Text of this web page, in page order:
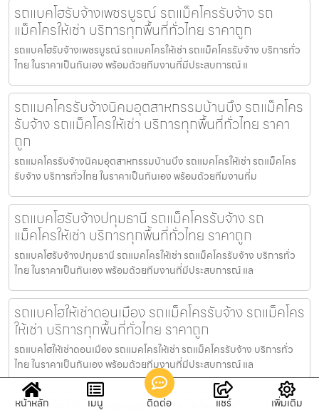
รถแบคโฮรับจ้างเพชรบูรณ์ รถแม็คโครรับจ้าง รถ
แม็คโครให้เช่า บริการทุกพื้นที่ทั่วไทย ราคาถูก
รถแบคโฮรับจ้างเพชรบูรณ์ รถแมคโครให้เช่า รถแม็คโครรับจ้าง บริการทั่ว
ไทย ในราคาเป็นกันเอง พร้อมด้วยทีมงานที่มีประสบการณ์ แ
รถแมคโครรับจ้างนิคมอุตสาหกรรมบ้านบึง รถแม็คโคร
รับจ้าง รถแม็คโครให้เช่า บริการทุกพื้นที่ทั่วไทย ราคา
ถูก
รถแมคโครรับจ้างนิคมอุตสาหกรรมบ้านบึง รถแมคโครให้เช่า รถแม็คโคร
รับจ้าง บริการทั่วไทย ในราคาเป็นกันเอง พร้อมด้วยทีมงานที่ม
รถแบคโฮรับจ้างปทุมธานี รถแม็คโครรับจ้าง รถ
แม็คโครให้เช่า บริการทุกพื้นที่ทั่วไทย ราคาถูก
รถแบคโฮรับจ้างปทุมธานี รถแมคโครให้เช่า รถแม็คโครรับจ้าง บริการทั่ว
ไทย ในราคาเป็นกันเอง พร้อมด้วยทีมงานที่มีประสบการณ์ แล
รถแบคโฮให้เช่าดอนเมือง รถแม็คโครรับจ้าง รถแม็คโคร
ให้เช่า บริการทุกพื้นที่ทั่วไทย ราคาถูก
รถแบคโฮให้เช่าดอนเมือง รถแมคโครให้เช่า รถแม็คโครรับจ้าง บริการทั่ว
ไทย ในราคาเป็นกันเอง พร้อมด้วยทีมงานที่มีประสบการณ์ แล
หน้าหลัก เมนู ติดต่อ แชร์ เพิ่มเติม